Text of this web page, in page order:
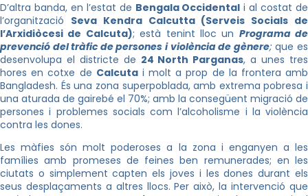
D’altra banda, en l’estat de Bengala Occidental i al costat de
l’organització Seva Kendra Calcutta (Serveis Socials de
l’Arxidiòcesi de Calcuta); està tenint lloc un Programa de
prevenció del tràfic de persones i violència de gènere;que es
desenvolupa el districte de 24 North Parganas, a unes tres
hores en cotxe de Calcutai molt a prop de la frontera amb
Bangladesh. És una zona superpoblada, amb extrema pobresa i
una aturada de gairebé el 70%; amb la consegüent migració de
persones i problemes socials com l’alcoholisme i la violència
contra les dones.
Les màfies són molt poderoses a la zona i enganyen a les
famílies amb promeses de feines ben remunerades; en les
ciutats o simplement capten els joves i les dones durant els
seus desplaçaments a altres llocs. Per això, la intervenció que